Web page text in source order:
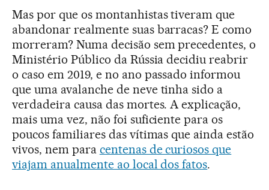
Mas por que os montanhistas tiveram que
abandonar realmente suas barracas? E como
morreram? Numa decisão sem precedentes, o
Ministério Público da Rússia decidiu reabrir
o caso em 2019, e no ano passado informou
que uma avalanche de neve tinha sido a
verdadeira causa das mortes. A explicação,
mais uma vez, não foi suficiente para os
poucos familiares das vítimas que ainda estão
vivos, nem para centenas de curiosos que
viajam anualmente ao local dos fatos.